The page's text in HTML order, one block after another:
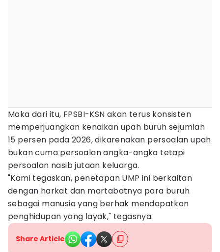
Maka dari itu, FPSBI-KSN akan terus konsisten
memperjuangkan kenaikan upah buruh sejumlah
15 persen pada 2026, dikarenakan persoalan upah
bukan cuma persoalan angka-angka tetapi
persoalan nasib jutaan keluarga.
"Kami tegaskan, penetapan UMP ini berkaitan
dengan harkat dan martabatnya para buruh
sebagai manusia yang berhak mendapatkan
penghidupan yang layak," tegasnya.
Share Article